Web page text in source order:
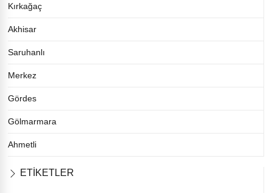
Kırkağaç
Akhisar
Saruhanlı
Merkez
Gördes
Gölmarmara
Ahmetli
ETİKETLER